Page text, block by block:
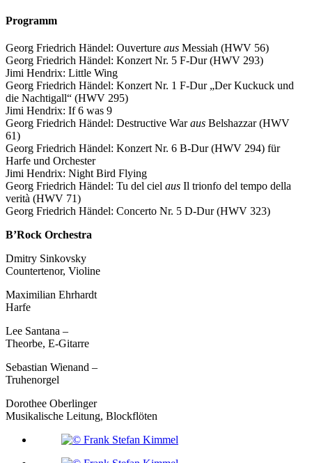
Programm
Georg Friedrich Händel: Ouverture aus Messiah (HWV 56)
Georg Friedrich Händel: Konzert Nr. 5 F-Dur (HWV 293)
Jimi Hendrix: Little Wing
Georg Friedrich Händel: Konzert Nr. 1 F-Dur „Der Kuckuck und
die Nachtigall“ (HWV 295)
Jimi Hendrix: If 6 was 9
Georg Friedrich Händel: Destructive Waraus Belshazzar (HWV
61)
Georg Friedrich Händel: Konzert Nr. 6 B-Dur (HWV 294) für
Harfe und Orchester
Jimi Hendrix: Night Bird Flying
Georg Friedrich Händel: Tu del ciel aus Il trionfo del tempo della
verità (HWV 71)
Georg Friedrich Händel: Concerto Nr. 5 D-Dur (HWV 323)
B’Rock Orchestra
Dmitry Sinkovsky
Countertenor, Violine
Maximilian Ehrhardt
Harfe
Lee Santana –
Theorbe, E-Gitarre
Sebastian Wienand –
Truhenorgel
Dorothee Oberlinger
Musikalische Leitung, Blockflöten